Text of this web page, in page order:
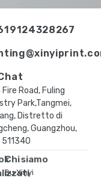
Fire Road, Fuling
Park,Tangmei,
Distretto di
Guangzhou,
511340
Chi siamo
Su Xinyi